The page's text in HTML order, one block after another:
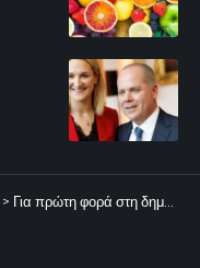
> Για πρώτη φορά στη δημοσιότητα η συγκλονιστική φωτογραφία του «Γίγαντα» αιχμαλώτου του 1974 με τα δεμένα μάτια.